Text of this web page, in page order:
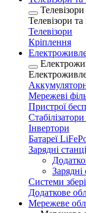
Телевізори
Телевізори
Кріплення
Мережеві
Пристрої
Інвертори
Батареї
Зарядні
Зарядні
Системи
Додаткове
Мережеве